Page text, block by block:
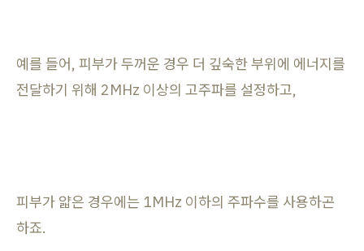
예를 들어, 피부가 두꺼운 경우 더 깊숙한 부위에 에너지를
전달하기 위해 2MHz 이상의 고주파를 설정하고,
피부가 얇은 경우에는 1MHz 이하의 주파수를 사용하곤
하죠.